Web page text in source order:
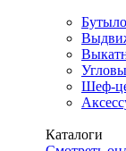
Шеф-
Каталоги